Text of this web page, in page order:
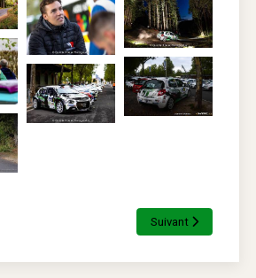
Suivant